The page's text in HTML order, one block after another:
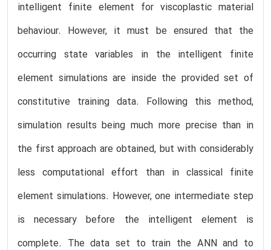
intelligent finite element for viscoplastic material
behaviour. However, it must be ensured that the
occurring state variables in the intelligent finite
element simulations are inside the provided set of
constitutive training data. Following this method,
simulation results being much more precise than in
the first approach are obtained, but with considerably
less computational effort than in classical finite
element simulations. However, one intermediate step
is necessary before the intelligent element is
complete. The data set to train the ANN and to